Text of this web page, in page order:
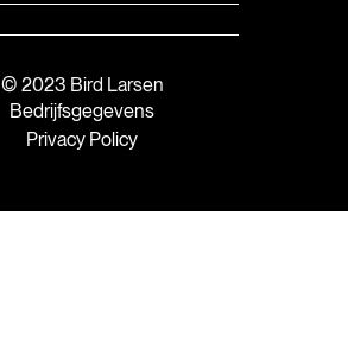
© 2023 Bird Larsen
Bedrijfsgegevens
Privacy Policy